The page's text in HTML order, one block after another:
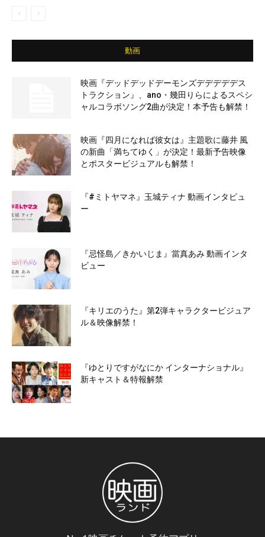
動画
映画『デッドデッドデーモンズデデデデデス
トラクション』、ano・幾田りらによるスペシ
ャルコラボソング2曲が決定！本予告も解禁！
映画『四月になれば彼女は』主題歌に藤井 風
の新曲「満ちてゆく」が決定！最新予告映像
とポスタービジュアルも解禁！
『#ミトヤマネ』玉城ティナ 動画インタビュ
ー
『忌怪島／きかいじま』當真あみ 動画インタ
ビュー
『キリエのうた』第2弾キャラクタービジュア
ル＆映像解禁！
『ゆとりですがなにか インターナショナル』
新キャスト＆特報解禁